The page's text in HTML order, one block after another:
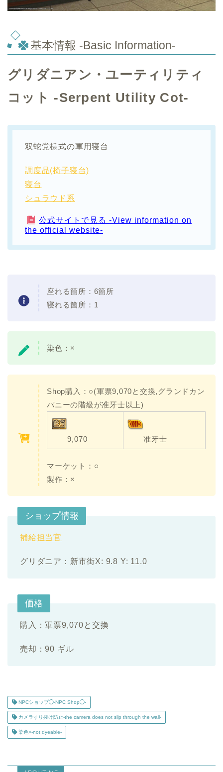
基本情報 -Basic Information-
グリダニアン・ユーティリティ
コット -Serpent Utility Cot-
双蛇党様式の軍用寝台
調度品(椅子寝台)
寝台
シュラウド系
公式サイトで見る -View information on
the official website-
座れる箇所：6箇所
寝れる箇所：1
染色：×
Shop購入：○(軍票9,070と交換,グランドカン
パニーの階級が准牙士以上)
9,070 准牙士
マーケット：○
製作：×
ショップ情報
補給担当官
グリダニア：新市街X: 9.8 Y: 11.0
価格
購入：軍票9,070と交換
売却：90 ギル
NPCショップ◯-NPC Shop◯-
カメラすり抜け防止-the camera does not slip through the wall-
染色×-not dyeable-